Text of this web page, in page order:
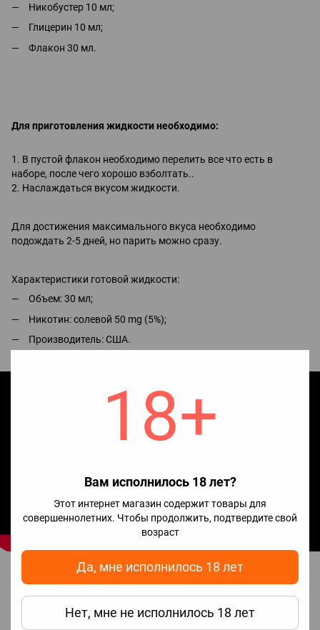
18+
Вам исполнилось 18 лет?
Этот интернет магазин содержит товары для
совершеннолетних. Чтобы продолжить, подтвердите свой
возраст
Да, мне исполнилось 18 лет
Нет, мне не исполнилось 18 лет
Никобустер 10 мл;
Глицерин 10 мл;
Флакон 30 мл.
Для приготовления жидкости необходимо:
1. В пустой флакон необходимо перелить все что есть в
наборе, после чего хорошо взболтать..
2. Наслаждаться вкусом жидкости.
Для достижения максимального вкуса необходимо
подождать 2-5 дней, но парить можно сразу.
Характеристики готовой жидкости:
Объем: 30 мл;
Никотин: солевой 50 mg (5%);
Производитель: США.
Характеристики
вкуса
🥭Тропические, 🍒Фруктово-ягодные